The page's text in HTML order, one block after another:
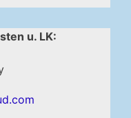
u. LK: